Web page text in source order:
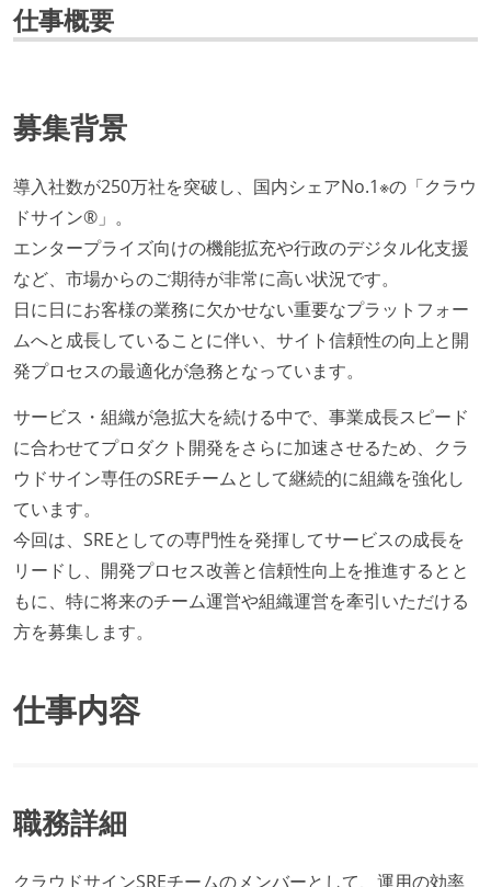
仕事概要
募集背景
導入社数が250万社を突破し、国内シェアNo.1※の「クラウ
ドサイン®︎」。
エンタープライズ向けの機能拡充や行政のデジタル化支援
など、市場からのご期待が非常に高い状況です。
日に日にお客様の業務に欠かせない重要なプラットフォー
ムへと成長していることに伴い、サイト信頼性の向上と開
発プロセスの最適化が急務となっています。
サービス・組織が急拡大を続ける中で、事業成長スピード
に合わせてプロダクト開発をさらに加速させるため、クラ
ウドサイン専任のSREチームとして継続的に組織を強化し
ています。
今回は、SREとしての専門性を発揮してサービスの成長を
リードし、開発プロセス改善と信頼性向上を推進するとと
もに、特に将来のチーム運営や組織運営を牽引いただける
方を募集します。
仕事内容
職務詳細
クラウドサインSREチームのメンバーとして、運用の効率